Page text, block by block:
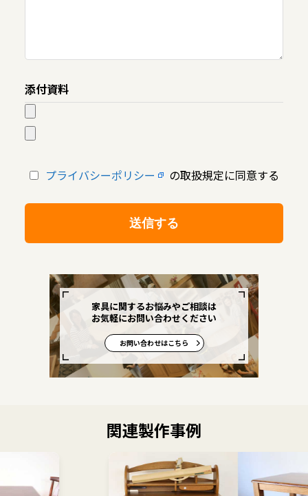
添付資料
プライバシーポリシー の取扱規定に同意する
家具に関するお悩みやご相談は
お気軽にお問い合わせください
お問い合わせはこちら
関連製作事例